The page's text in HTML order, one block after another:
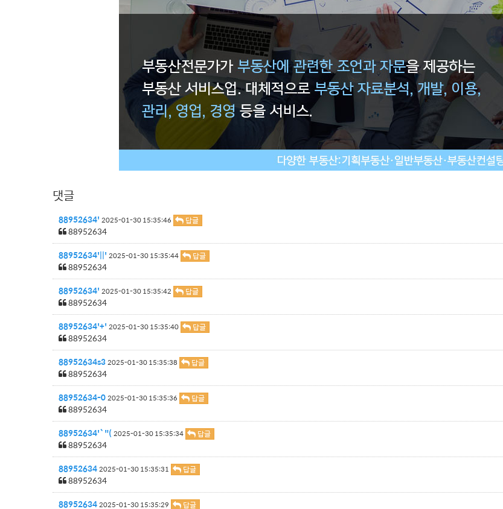
댓글
88952634' 2025-01-30 15:35:46 답글
88952634
88952634'||' 2025-01-30 15:35:44 답글
88952634
88952634' 2025-01-30 15:35:42 답글
88952634
88952634'+' 2025-01-30 15:35:40 답글
88952634
88952634s32025-01-30 15:35:38 답글
88952634
88952634-02025-01-30 15:35:36 답글
88952634
88952634'`"( 2025-01-30 15:35:34 답글
88952634
889526342025-01-30 15:35:31 답글
88952634
889526342025-01-30 15:35:29 답글